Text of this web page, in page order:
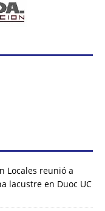
Locales reunió a
lacustre en Duoc UC